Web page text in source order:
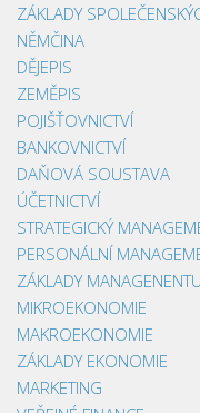
ZÁKLADY
NĚMČINA
DĚJEPIS
ZEMĚPIS
POJIŠŤOVNICTVÍ
BANKOVNICTVÍ
DAŇOVÁ SOUSTAVA
ÚČETNICTVÍ
STRATEGICKÝ
PERSONÁLNÍ
ZÁKLADY MANAGENENTU
MIKROEKONOMIE
MAKROEKONOMIE
ZÁKLADY EKONOMIE
MARKETING